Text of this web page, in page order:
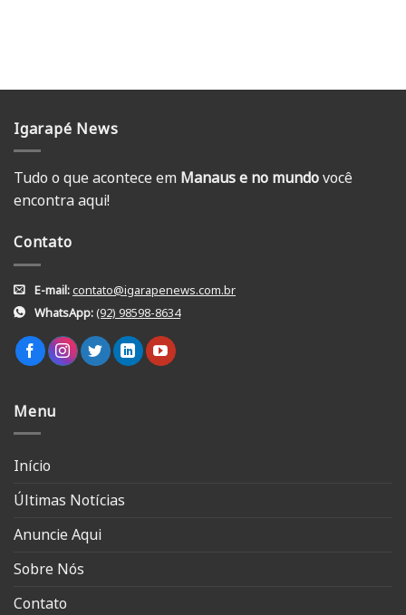
Igarapé News
Tudo o que acontece em Manaus e no mundovocê
encontra aqui!
Contato
E-mail:contato@igarapenews.com.br
WhatsApp:(92) 98598-8634
Menu
Início
Últimas Notícias
Anuncie Aqui
Sobre Nós
Contato